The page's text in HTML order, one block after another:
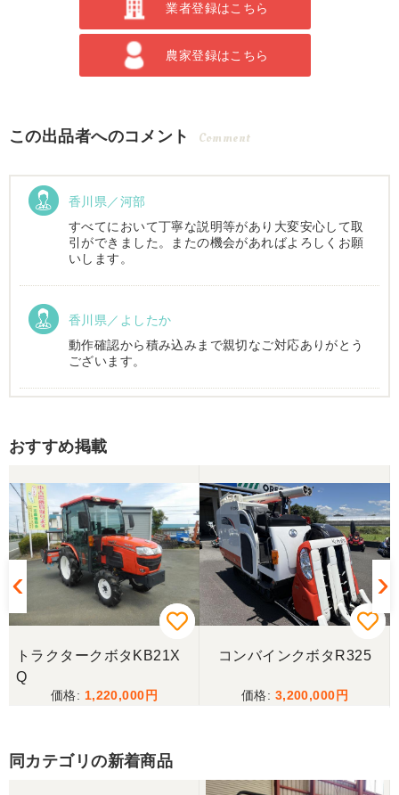
業者登録はこちら
農家登録はこちら
この出品者へのコメント Comment
香川県／河部
すべてにおいて丁寧な説明等があり大変安心して取
引ができました。またの機会があればよろしくお願
いします。
香川県／よしたか
動作確認から積み込みまで親切なご対応ありがとう
ございます。
リピート購入させて頂きました。 ありがとうござい
香川県／井上
とても良くしてもらいました。また購入したいと思
います。
香川県／西川忠洋
丁寧な対応をしていただき計量選別機を無事持ち帰
けることが出来て大満足です。リンスクさんありが
おすすめ掲載
トラクタークボタKB21X
Q
1,220,000
コンバインクボタR325
3,200,000
同カテゴリの新着商品